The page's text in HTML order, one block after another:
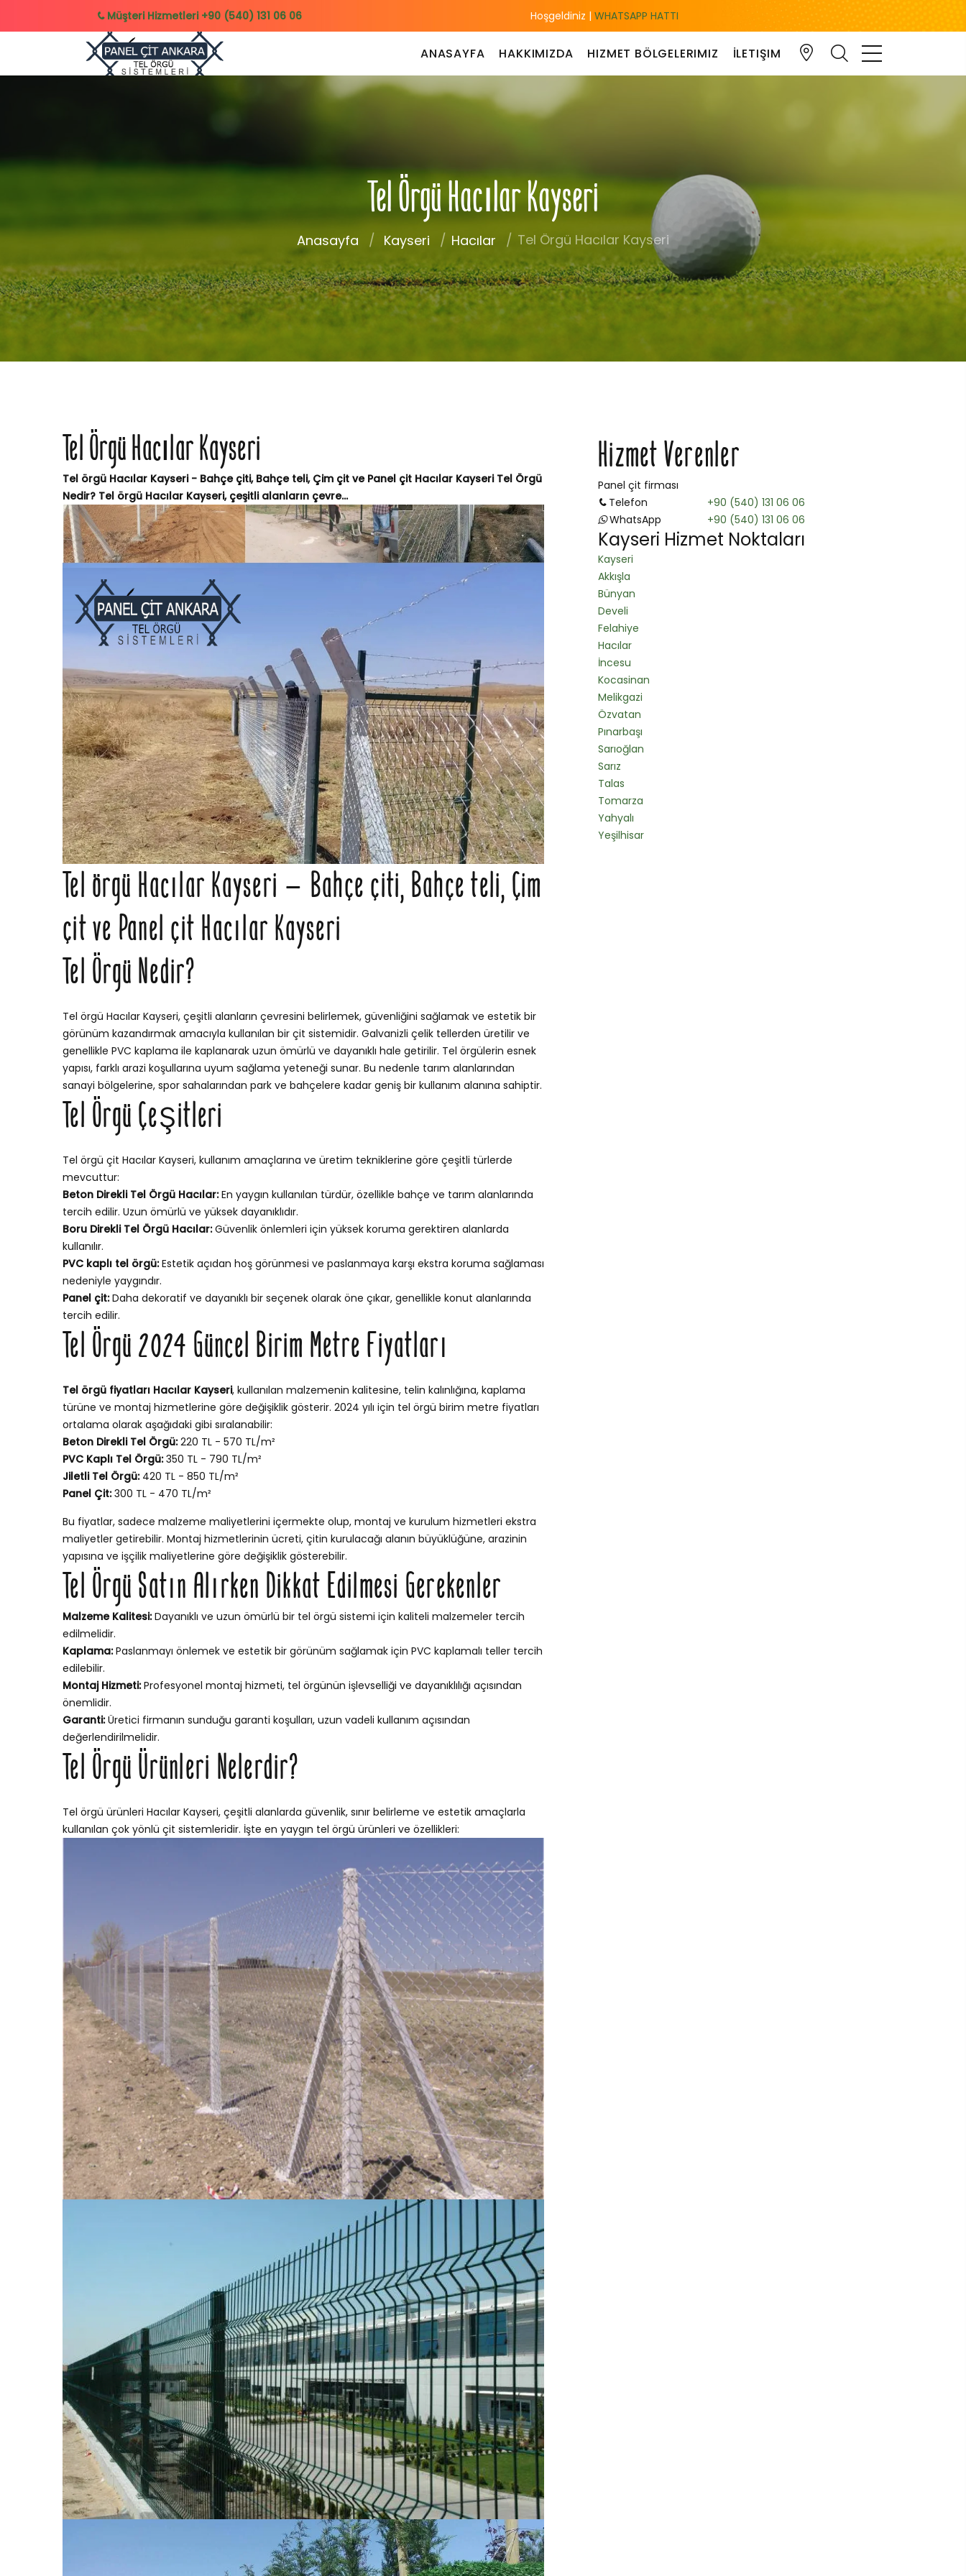
Müşteri Hizmetleri +90 (540) 131 06 06 Hoşgeldiniz | WHATSAPP HATTI
ANASAYFA HAKKIMIZDA HIZMET BÖLGELERIMIZ İLETIŞIM
Tel Örgü Hacılar Kayseri
Anasayfa Kayseri Hacılar Tel Örgü Hacılar Kayseri
Hizmet Verenler
Panel çit firması
Telefon
+90 (540) 131 06 06
WhatsApp
+90 (540) 131 06 06
Kayseri Hizmet Noktaları
Kayseri
Akkışla
Bünyan
Develi
Felahiye
Hacılar
İncesu
Kocasinan
Melikgazi
Özvatan
Pınarbaşı
Sarıoğlan
Sarız
Talas
Tomarza
Yahyalı
Yeşilhisar
Tel Örgü Hacılar Kayseri
Tel örgü Hacılar Kayseri - Bahçe çiti, Bahçe teli, Çim çit ve Panel çit Hacılar Kayseri Tel Örgü
Nedir? Tel örgü Hacılar Kayseri, çeşitli alanların çevre...
Tel örgü Hacılar Kayseri – Bahçe çiti, Bahçe teli, Çim
çit ve Panel çit Hacılar Kayseri
Tel Örgü Nedir?
Tel örgü Hacılar Kayseri, çeşitli alanların çevresini belirlemek, güvenliğini sağlamak ve estetik bir
görünüm kazandırmak amacıyla kullanılan bir çit sistemidir. Galvanizli çelik tellerden üretilir ve
genellikle PVC kaplama ile kaplanarak uzun ömürlü ve dayanıklı hale getirilir. Tel örgülerin esnek
yapısı, farklı arazi koşullarına uyum sağlama yeteneği sunar. Bu nedenle tarım alanlarından
sanayi bölgelerine, spor sahalarından park ve bahçelere kadar geniş bir kullanım alanına sahiptir.
Tel Örgü Çeşitleri
Tel örgü çit Hacılar Kayseri, kullanım amaçlarına ve üretim tekniklerine göre çeşitli türlerde
mevcuttur:
Beton Direkli Tel Örgü Hacılar:En yaygın kullanılan türdür, özellikle bahçe ve tarım alanlarında
tercih edilir. Uzun ömürlü ve yüksek dayanıklıdır.
Boru Direkli Tel Örgü Hacılar:Güvenlik önlemleri için yüksek koruma gerektiren alanlarda
kullanılır.
PVC kaplı tel örgü:Estetik açıdan hoş görünmesi ve paslanmaya karşı ekstra koruma sağlaması
nedeniyle yaygındır.
Panel çit:Daha dekoratif ve dayanıklı bir seçenek olarak öne çıkar, genellikle konut alanlarında
tercih edilir.
Tel Örgü 2024 Güncel Birim Metre Fiyatları
Tel örgü fiyatları Hacılar Kayseri, kullanılan malzemenin kalitesine, telin kalınlığına, kaplama
türüne ve montaj hizmetlerine göre değişiklik gösterir. 2024 yılı için tel örgü birim metre fiyatları
ortalama olarak aşağıdaki gibi sıralanabilir:
Beton Direkli Tel Örgü:220 TL - 570 TL/m²
PVC Kaplı Tel Örgü:350 TL - 790 TL/m²
Jiletli Tel Örgü:420 TL - 850 TL/m²
Panel Çit:300 TL - 470 TL/m²
Bu fiyatlar, sadece malzeme maliyetlerini içermekte olup, montaj ve kurulum hizmetleri ekstra
maliyetler getirebilir. Montaj hizmetlerinin ücreti, çitin kurulacağı alanın büyüklüğüne, arazinin
yapısına ve işçilik maliyetlerine göre değişiklik gösterebilir.
Tel Örgü Satın Alırken Dikkat Edilmesi Gerekenler
Malzeme Kalitesi:Dayanıklı ve uzun ömürlü bir tel örgü sistemi için kaliteli malzemeler tercih
edilmelidir.
Kaplama:Paslanmayı önlemek ve estetik bir görünüm sağlamak için PVC kaplamalı teller tercih
edilebilir.
Montaj Hizmeti:Profesyonel montaj hizmeti, tel örgünün işlevselliği ve dayanıklılığı açısından
önemlidir.
Garanti:Üretici firmanın sunduğu garanti koşulları, uzun vadeli kullanım açısından
değerlendirilmelidir.
Tel Örgü Ürünleri Nelerdir?
Tel örgü ürünleri Hacılar Kayseri, çeşitli alanlarda güvenlik, sınır belirleme ve estetik amaçlarla
kullanılan çok yönlü çit sistemleridir. İşte en yaygın tel örgü ürünleri ve özellikleri: